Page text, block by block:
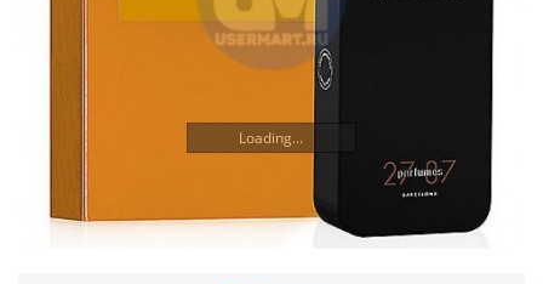
Loading...